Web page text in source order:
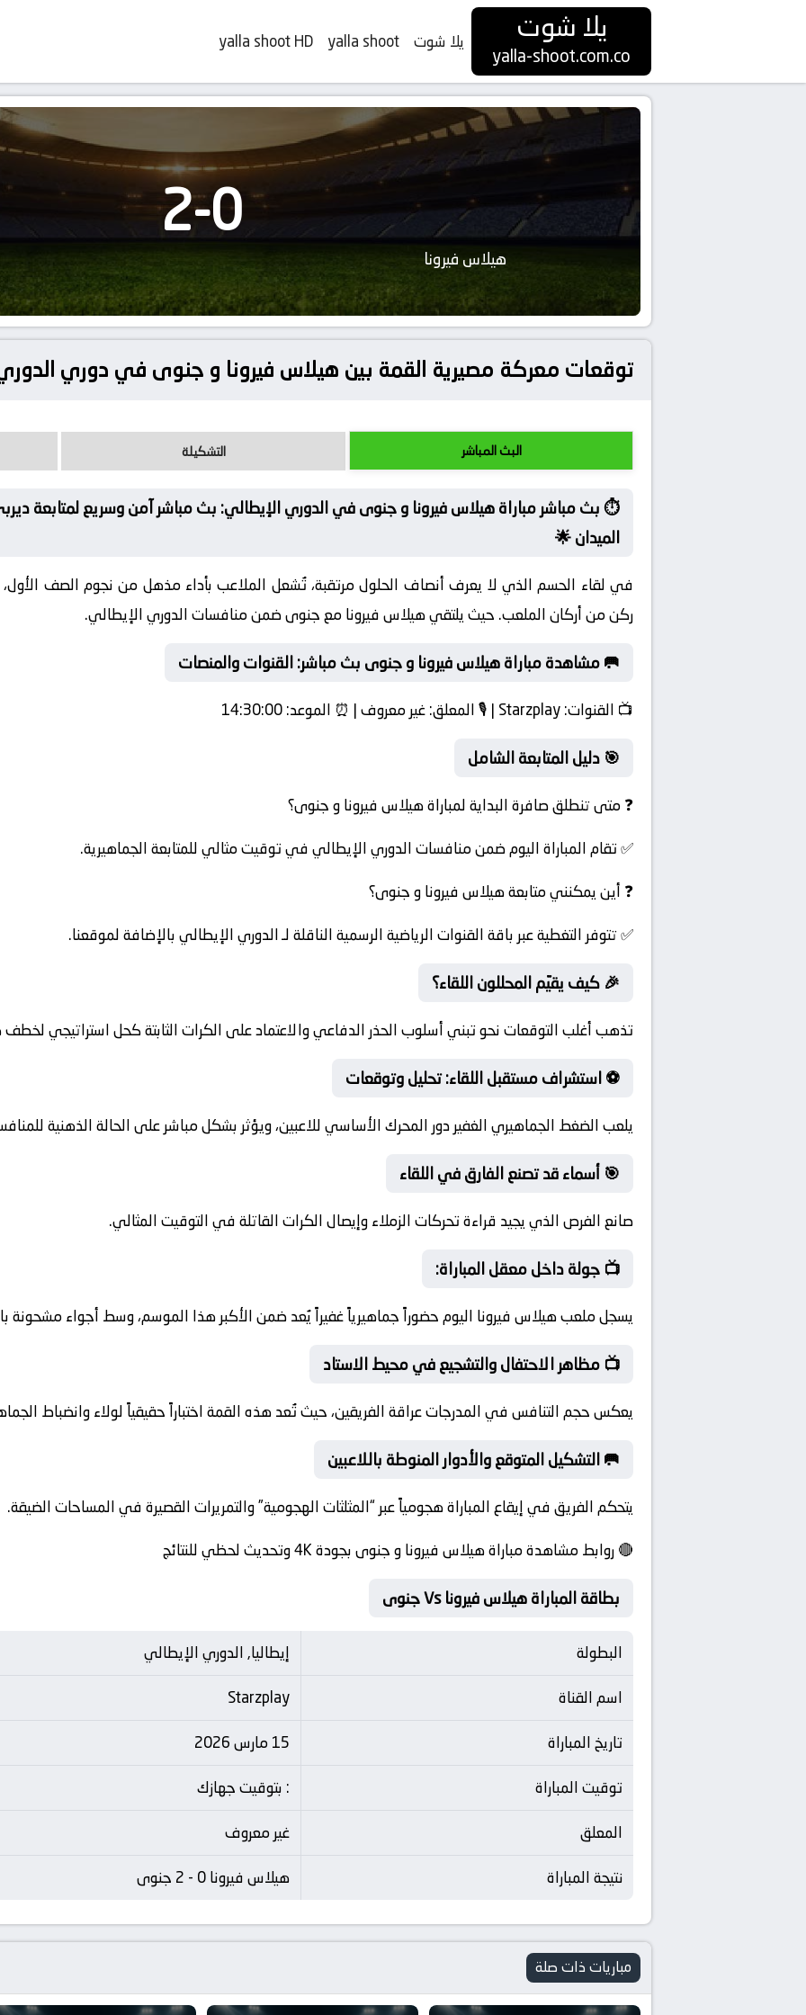
يلا شوت
yalla-shoot.com.co
يلا شوت yalla shoot
yalla shoot HD
هيلاس فيرونا
0
-
2
توقعات معركة مصيرية القمة بين هيلاس فيرونا و جنوى في دوري
البث المباشر التشكيلة
⏱️ بث مباشر مباراة هيلاس فيرونا و جنوى في الدوري الإيطالي: بث مباشر آمن وسريع لمتابعة
الميدان 🌟
في لقاء الحسم الذي لا يعرف أنصاف الحلول مرتقبة، تُشعل الملاعب بأداء مذهل من نجوم الصف
ركن من أركان الملعب. حيث يلتقي هيلاس فيرونا مع جنوى ضمن منافسات الدوري الإيطالي.
🥅 مشاهدة مباراة هيلاس فيرونا و جنوى بث مباشر: القنوات والمنصات
📺 القنوات: المعلق:غير معروف | ⏰ الموعد:
🎯 دليل المتابعة الشامل
❓ متى تنطلق صافرة البداية لمباراة هيلاس فيرونا و جنوى؟
✅ تقام المباراة اليوم ضمن منافسات الدوري الإيطالي في توقيت مثالي للمتابعة الجماهيرية.
❓ أين يمكنني متابعة هيلاس فيرونا و جنوى؟
✅ تتوفر التغطية عبر باقة القنوات الرياضية الرسمية الناقلة لـ الدوري الإيطالي بالإضافة لموقعنا.
🎉 كيف يقيّم المحللون اللقاء؟
تذهب أغلب التوقعات نحو تبني أسلوب الحذر الدفاعي والاعتماد على الكرات الثابتة كحل استراتيجي
⚽ استشراف مستقبل اللقاء: تحليل وتوقعات
يلعب الضغط الجماهيري الغفير دور المحرك الأساسي للاعبين، ويؤثر بشكل مباشر على الحالة الذهنية
🎯 أسماء قد تصنع الفارق في اللقاء
صانع الفرص الذي يجيد قراءة تحركات الزملاء وإيصال الكرات القاتلة في التوقيت المثالي.
📺 جولة داخل معقل المباراة:
يسجل ملعب هيلاس فيرونا اليوم حضوراً جماهيرياً غفيراً يُعد ضمن الأكبر هذا الموسم، وسط أجواء مشحونة
📺 مظاهر الاحتفال والتشجيع في محيط الاستاد
يعكس حجم التنافس في المدرجات عراقة الفريقين، حيث تُعد هذه القمة اختباراً حقيقياً لولاء وانضباط
🥅 التشكيل المتوقع والأدوار المنوطة باللاعبين
يتحكم الفريق في إيقاع المباراة هجومياً عبر “المثلثات الهجومية” والتمريرات القصيرة في المساحات الضيقة.
🔴 روابط مشاهدة مباراة هيلاس فيرونا و جنوى بجودة 4K وتحديث لحظي للنتائج
بطاقة المباراة هيلاس فيرونا Vs جنوى
البطولة
إيطاليا, الدوري الإيطالي
اسم القناة
Starzplay
تاريخ المباراة
15 مارس 2026
توقيت المباراة
: بتوقيت جهازك
المعلق
غير معروف
نتيجة المباراة
هيلاس فيرونا 0 - 2 جنوى
مباريات ذات صلة